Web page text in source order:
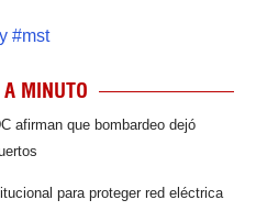
#mst
MINUTO
afirman que bombardeo dejó
para proteger red eléctrica